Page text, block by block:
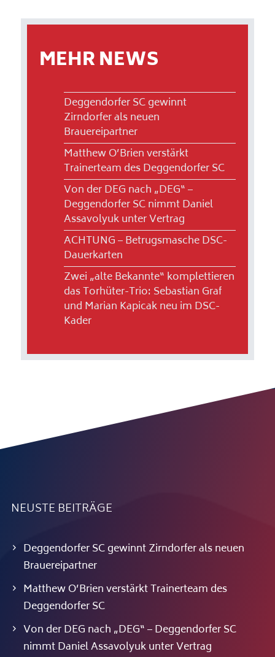
MEHR NEWS
Deggendorfer SC gewinnt
Zirndorfer als neuen
Brauereipartner
Matthew O’Brien verstärkt
Trainerteam des Deggendorfer SC
Von der DEG nach „DEG“ –
Deggendorfer SC nimmt Daniel
Assavolyuk unter Vertrag
ACHTUNG – Betrugsmasche DSC-
Dauerkarten
Zwei „alte Bekannte“ komplettieren
das Torhüter-Trio: Sebastian Graf
und Marian Kapicak neu im DSC-
Kader
NEUSTE BEITRÄGE
Deggendorfer SC gewinnt Zirndorfer als neuen
Brauereipartner
Matthew O’Brien verstärkt Trainerteam des
Deggendorfer SC
Von der DEG nach „DEG“ – Deggendorfer SC
nimmt Daniel Assavolyuk unter Vertrag